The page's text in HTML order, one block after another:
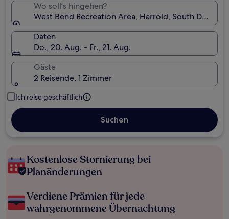
Wo soll’s hingehen?
West Bend Recreation Area, Harrold, South Dakota,
Daten
Do., 20. Aug. - Fr., 21. Aug.
Gäste
2 Reisende, 1 Zimmer
Ich reise geschäftlich
Suchen
Kostenlose Stornierung bei
Planänderungen
Verdiene Prämien für jede
wahrgenommene Übernachtung